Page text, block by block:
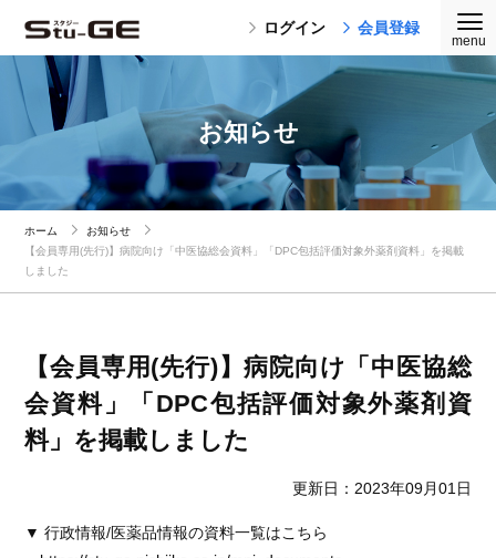
ログイン 会員登録
お知らせ
ホーム
お知らせ
【会員専用(先行)】病院向け「中医協総会資料」「DPC包括評価対象外薬剤資料」を掲載
しました
【会員専用(先行)】病院向け「中医協総
会資料」「DPC包括評価対象外薬剤資
料」を掲載しました
更新日：2023年09月01日
▼ 行政情報/医薬品情報の資料一覧はこちら